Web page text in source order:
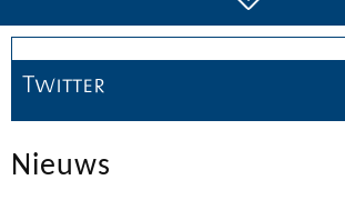
Twitter
Nieuws